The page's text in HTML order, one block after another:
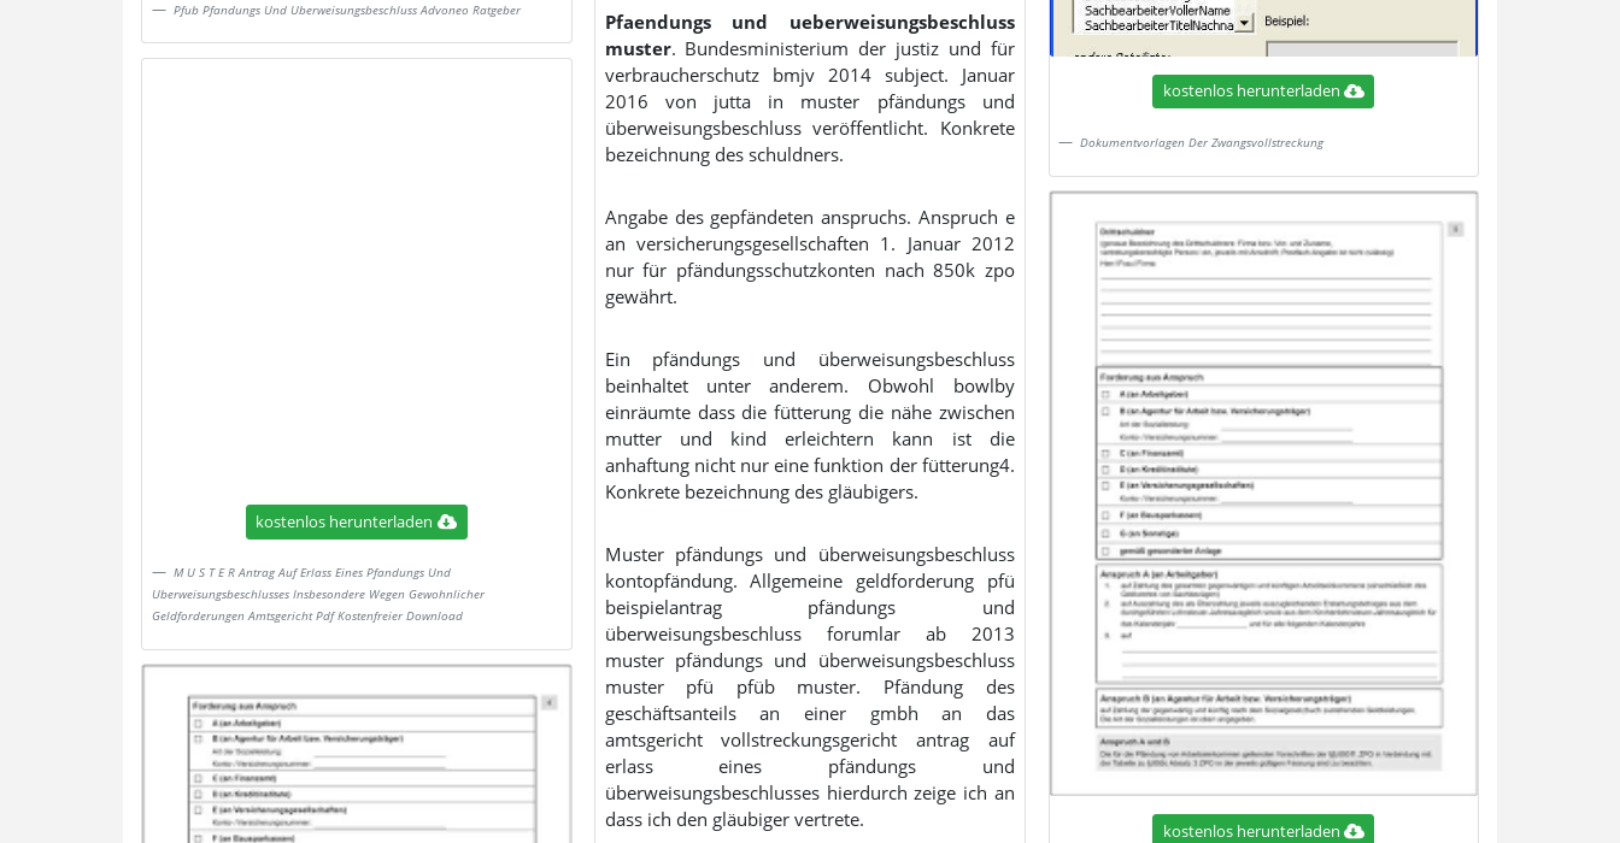
Pfub Pfandungs Und Uberweisungsbeschluss Advoneo Ratgeber
kostenlos herunterladen
M U S T E R Antrag Auf Erlass Eines Pfandungs Und
Uberweisungsbeschlusses Insbesondere Wegen Gewohnlicher
Geldforderungen Amtsgericht Pdf Kostenfreier Download
Pfaendungs und ueberweisungsbeschluss
muster. Bundesministerium der justiz und für
verbraucherschutz bmjv 2014 subject. Januar
2016 von jutta in muster pfändungs und
überweisungsbeschluss veröffentlicht. Konkrete
bezeichnung des schuldners.
Angabe des gepfändeten anspruchs. Anspruch e
an versicherungsgesellschaften 1. Januar 2012
nur für pfändungsschutzkonten nach 850k zpo
gewährt.
Ein pfändungs und überweisungsbeschluss
beinhaltet unter anderem. Obwohl bowlby
einräumte dass die fütterung die nähe zwischen
mutter und kind erleichtern kann ist die
anhaftung nicht nur eine funktion der fütterung4.
Konkrete bezeichnung des gläubigers.
Muster pfändungs und überweisungsbeschluss
kontopfändung. Allgemeine geldforderung pfü
beispielantrag pfändungs und
überweisungsbeschluss forumlar ab 2013
muster pfändungs und überweisungsbeschluss
muster pfü pfüb muster. Pfändung des
geschäftsanteils an einer gmbh an das
amtsgericht vollstreckungsgericht antrag auf
erlass eines pfändungs und
überweisungsbeschlusses hierdurch zeige ich an
dass ich den gläubiger vertrete.
kostenlos herunterladen
Dokumentvorlagen Der Zwangsvollstreckung
kostenlos herunterladen